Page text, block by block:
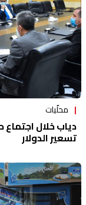
محلّيات
دياب خلال اجتماع
تسعير الدولار